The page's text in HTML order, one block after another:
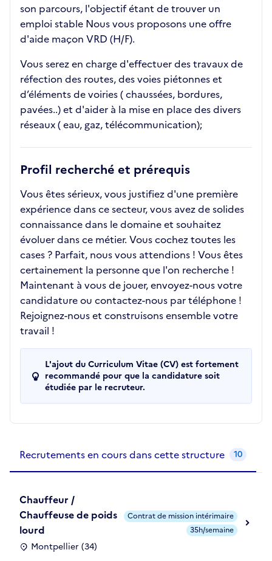
son parcours, l'objectif étant de trouver un
emploi stable Nous vous proposons une offre
d'aide maçon VRD (H/F).
Vous serez en charge d'effectuer des travaux de
réfection des routes, des voies piétonnes et
d’éléments de voiries ( chaussées, bordures,
pavées..) et d'aider à la mise en place des divers
réseaux ( eau, gaz, télécommunication);
Profil recherché et prérequis
Vous êtes sérieux, vous justifiez d'une première
expérience dans ce secteur, vous avez de solides
connaissance dans le domaine et souhaitez
évoluer dans ce métier. Vous cochez toutes les
cases ? Parfait, nous vous attendions ! Vous êtes
certainement la personne que l'on recherche !
Maintenant à vous de jouer, envoyez-nous votre
candidature ou contactez-nous par téléphone !
Rejoignez-nous et construisons ensemble votre
travail !
L'ajout du Curriculum Vitae (CV) est fortement
recommandé pour que la candidature soit
étudiée par le recruteur.
Recrutements en cours dans cette structure 10
Chauffeur /
Chauffeuse de poids
lourd
Montpellier (34)
Contrat de mission intérimaire
35h/semaine